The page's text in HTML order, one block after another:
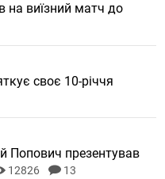
на виїзний матч до
своє 10-річчя
Попович презентував
12826 13